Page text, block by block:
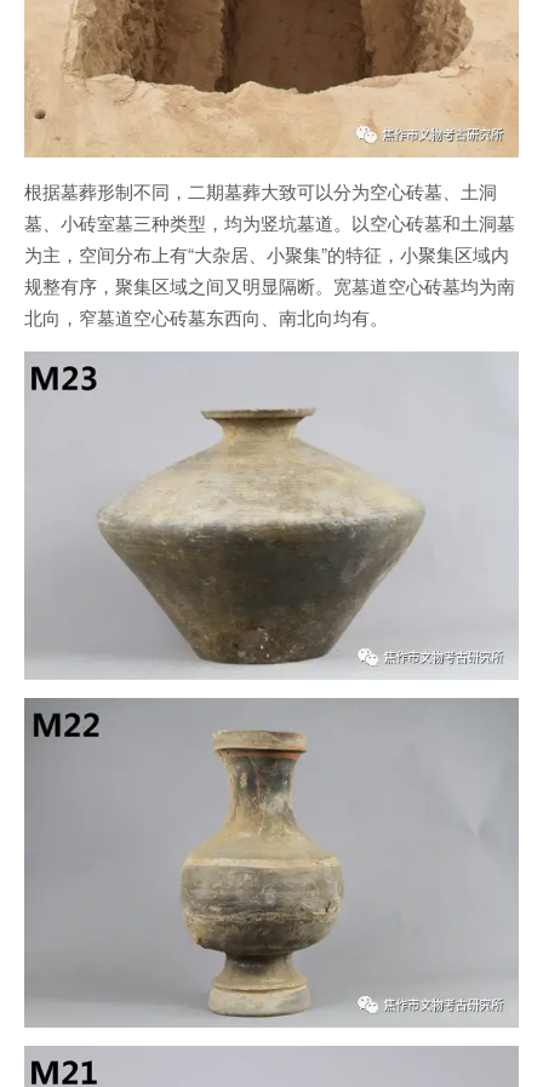
根据墓葬形制不同，二期墓葬大致可以分为空心砖墓、土洞
墓、小砖室墓三种类型，均为竖坑墓道。以空心砖墓和土洞墓
为主，空间分布上有“大杂居、小聚集”的特征，小聚集区域内
规整有序，聚集区域之间又明显隔断。宽墓道空心砖墓均为南
北向，窄墓道空心砖墓东西向、南北向均有。